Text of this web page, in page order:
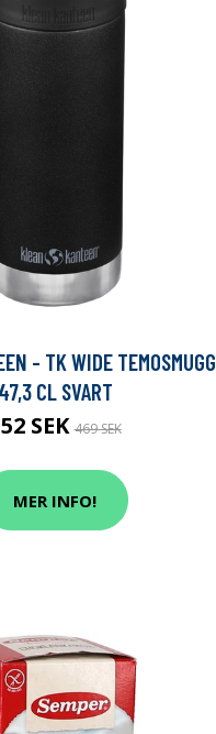
- TK WIDE TEMOSMUGG
47,3 CL SVART
SEK469 SEK
MER INFO!